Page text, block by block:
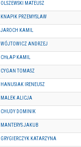
OLSZEWSKI MATEUSZ
KNAPIK PRZEMYSLAW
JAROCH KAMIL
WÓJTOWICZ ANDRZEJ
CHŁAP KAMIL
CYGAN TOMASZ
HANUSIAK IRENEUSZ
MALEK ALICJA
CHUDY DOMINIK
MANTERYS JAKUB
GRYGIERCZYK KATARZYNA